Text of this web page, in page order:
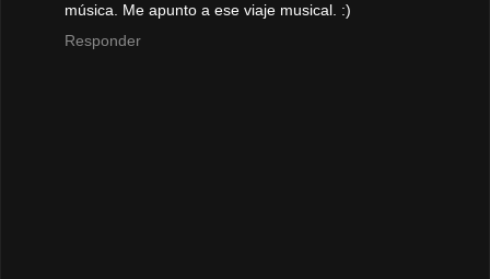
música. Me apunto a ese viaje musical. :)
Responder